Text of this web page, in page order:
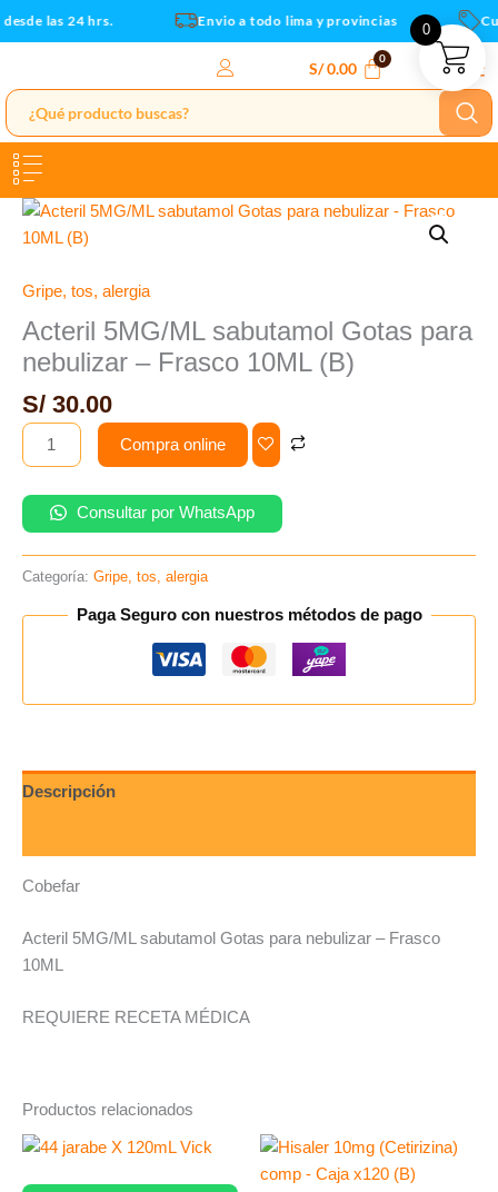
Ir
al
las 24 hrs. Envio a todo lima y provincias
S/0.00
Gripe, tos, alergia
Acteril 5MG/ML sabutamol Gotas para
nebulizar – Frasco 10ML (B)
S/ 30.00
Acteril
5MG/ML
Gotas
nebulizar
-
Frasco
10ML
Compra online
Consultar por WhatsApp
Categoría: Gripe, tos, alergia
Paga Seguro con nuestros métodos de pago
Descripción
Cobefar
Acteril 5MG/ML sabutamol Gotas para nebulizar – Frasco
10ML
REQUIERE RECETA MÉDICA
Productos relacionados
0
-
10ML
(B)
cantidad